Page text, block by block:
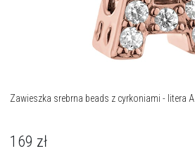
Zawieszka srebrna beads z cyrkoniami - litera A
169 zł